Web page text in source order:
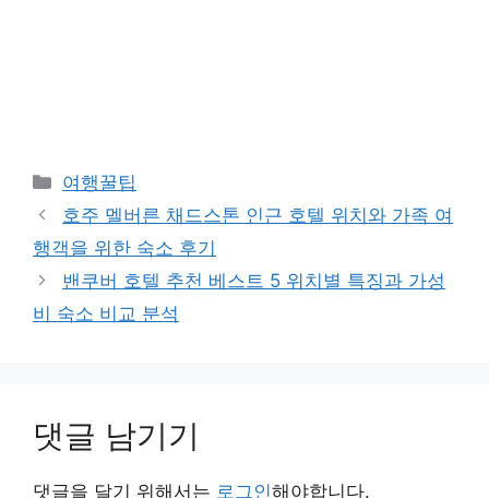
카
테
리
여행꿀팁
호주 멜버른 채드스톤 인근 호텔 위치와 가족 여
행객을 위한 숙소 후기
밴쿠버 호텔 추천 베스트 5 위치별 특징과 가성
비 숙소 비교 분석
댓글 남기기
댓글을 달기 위해서는 로그인해야합니다.